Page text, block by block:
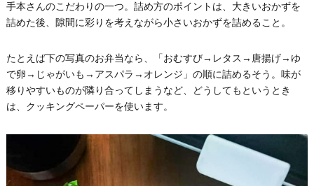
手本さんのこだわりの一つ。詰め方のポイントは、大きいおかずを
詰めた後、隙間に彩りを考えながら小さいおかずを詰めること。
たとえば下の写真のお弁当なら、「おむすび→レタス→唐揚げ→ゆ
で卵→じゃがいも→アスパラ→オレンジ」の順に詰めるそう。味が
移りやすいものが隣り合ってしまうなど、どうしてもというとき
は、クッキングペーパーを使います。